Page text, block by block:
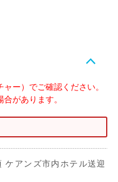
ー）でご確認ください。
があります。
アンズ市内ホテル送迎